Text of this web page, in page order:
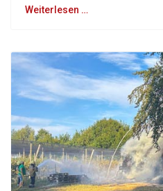
Weiterlesen …